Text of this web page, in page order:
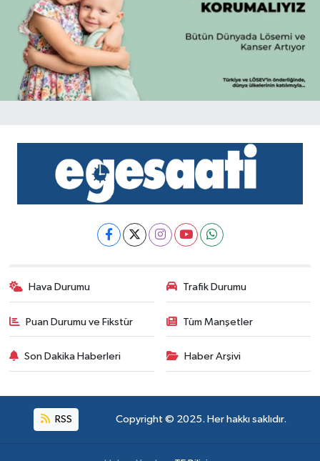
Hava Durumu Trafik Durumu
Puan Durumu ve Fikstür Tüm Manşetler
Son Dakika Haberleri Haber Arşivi
RSS Copyright © 2025. Her hakkı saklıdır.